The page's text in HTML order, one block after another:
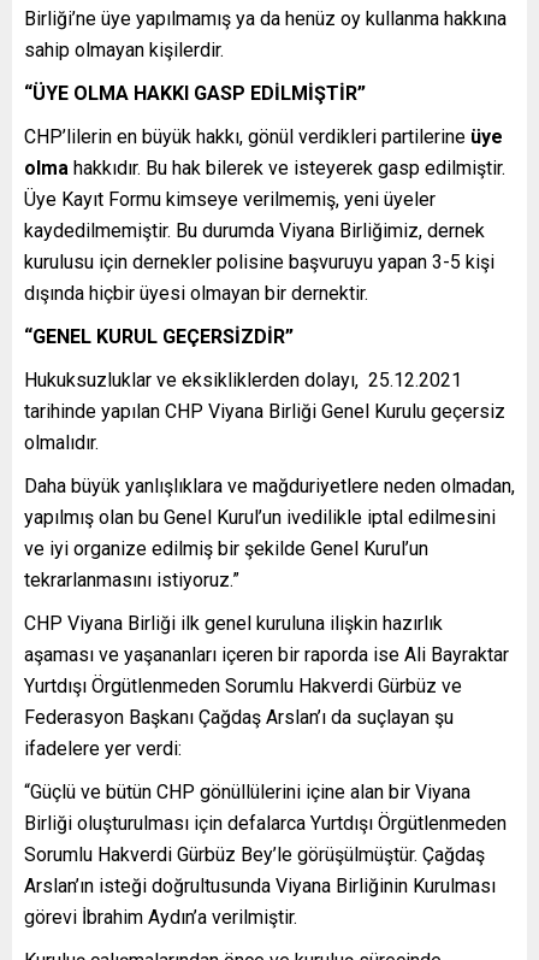
Birliği’ne üye yapılmamış ya da henüz oy kullanma hakkına
sahip olmayan kişilerdir.
“ÜYE OLMA HAKKI GASP EDİLMİŞTİR”
CHP’lilerin en büyük hakkı, gönül verdikleri partilerine üye
olma hakkıdır. Bu hak bilerek ve isteyerek gasp edilmiştir.
Üye Kayıt Formu kimseye verilmemiş, yeni üyeler
kaydedilmemiştir. Bu durumda Viyana Birliğimiz, dernek
kurulusu için dernekler polisine başvuruyu yapan 3-5 kişi
dışında hiçbir üyesi olmayan bir dernektir.
“GENEL KURUL GEÇERSİZDİR”
Hukuksuzluklar ve eksikliklerden dolayı, 25.12.2021
tarihinde yapılan CHP Viyana Birliği Genel Kurulu geçersiz
olmalıdır.
Daha büyük yanlışlıklara ve mağduriyetlere neden olmadan,
yapılmış olan bu Genel Kurul’un ivedilikle iptal edilmesini
ve iyi organize edilmiş bir şekilde Genel Kurul’un
tekrarlanmasını istiyoruz.”
CHP Viyana Birliği ilk genel kuruluna ilişkin hazırlık
aşaması ve yaşananları içeren bir raporda ise Ali Bayraktar
Yurtdışı Örgütlenmeden Sorumlu Hakverdi Gürbüz ve
Federasyon Başkanı Çağdaş Arslan’ı da suçlayan şu
ifadelere yer verdi:
“Güçlü ve bütün CHP gönüllülerini içine alan bir Viyana
Birliği oluşturulması için defalarca Yurtdışı Örgütlenmeden
Sorumlu Hakverdi Gürbüz Bey’le görüşülmüştür. Çağdaş
Arslan’ın isteği doğrultusunda Viyana Birliğinin Kurulması
görevi İbrahim Aydın’a verilmiştir.